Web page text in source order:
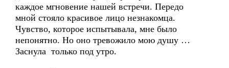
каждое мгновение нашей встречи. Передо
мной стояло красивое лицо незнакомца.
Чувство, которое испытывала, мне было
непонятно. Но оно тревожило мою душу …
Заснула только под утро.